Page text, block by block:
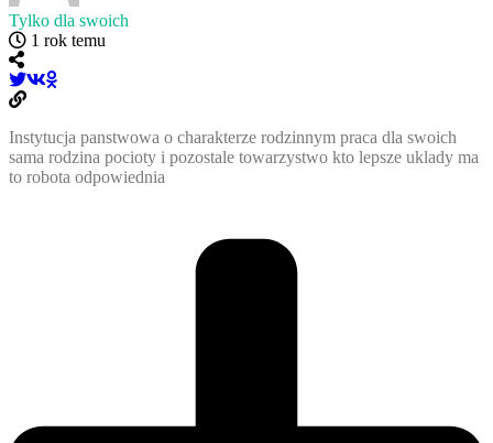
Tylko dla swoich
1 rok temu
Instytucja panstwowa o charakterze rodzinnym praca dla swoich
sama rodzina pocioty i pozostale towarzystwo kto lepsze uklady ma
to robota odpowiednia